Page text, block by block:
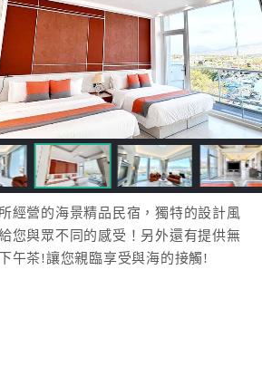
的海景精品民宿，獨特的設計風
您與眾不同的感受！另外還有提供無
午茶!讓您親臨享受與海的接觸!